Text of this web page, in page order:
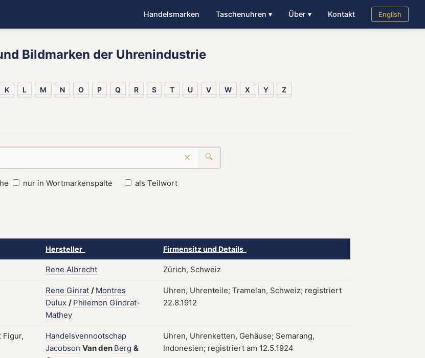
Handelsmarken Taschenuhren ▾ Über ▾ Kontakt English
Bildmarken der Uhrenindustrie
K L M N O P Q R S T U V W X Y Z
× 🔍
nur in Wortmarkenspalte als Teilwort
Hersteller Firmensitz und Details
Rene Albrecht Zürich, Schweiz
Rene Ginrat / Montres
Dulux / Philemon Gindrat-
Mathey
Uhren, Uhrenteile; Tramelan, Schweiz; registriert
22.8.1912
Handelsvennootschap
Jacobson Vanden Berg &
Uhren, Uhrenketten, Gehäuse; Semarang,
Indonesien; registriert am 12.5.1924